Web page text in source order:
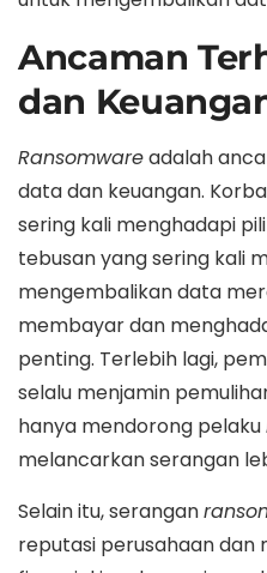
Ancaman
dan
Ransomwareadalah
data dan keuangan.
sering kali menghadapi
tebusan yang sering kali
mengembalikan data
membayar dan
penting. Terlebih lagi,
selalu menjamin
hanya mendorong pelaku
melancarkan serangan
Selain itu, serangan
reputasi perusahaan dan